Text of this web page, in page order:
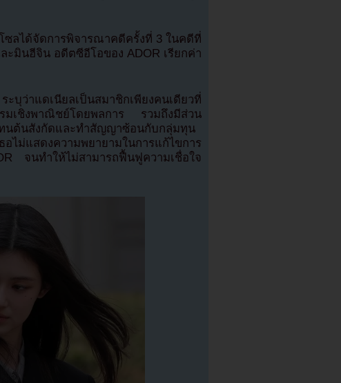
ซลได้จัดการพิจารณาคดีครั้งที่ 3 ในคดีที่
ะมินฮีจิน อดีตซีอีโอของ ADOR เรียกค่า
าแดเนียลเป็นสมาชิกเพียงคนเดียวที่
รมเชิงพาณิชย์โดยพลการ รวมถึงมีส่วน
นต้นสังกัดและทำสัญญาซ้อนกับกลุ่มทุน
ม่แสดงความพยายามในการแก้ไขการ
จนทำให้ไม่สามารถฟื้นฟูความเชื่อใจ